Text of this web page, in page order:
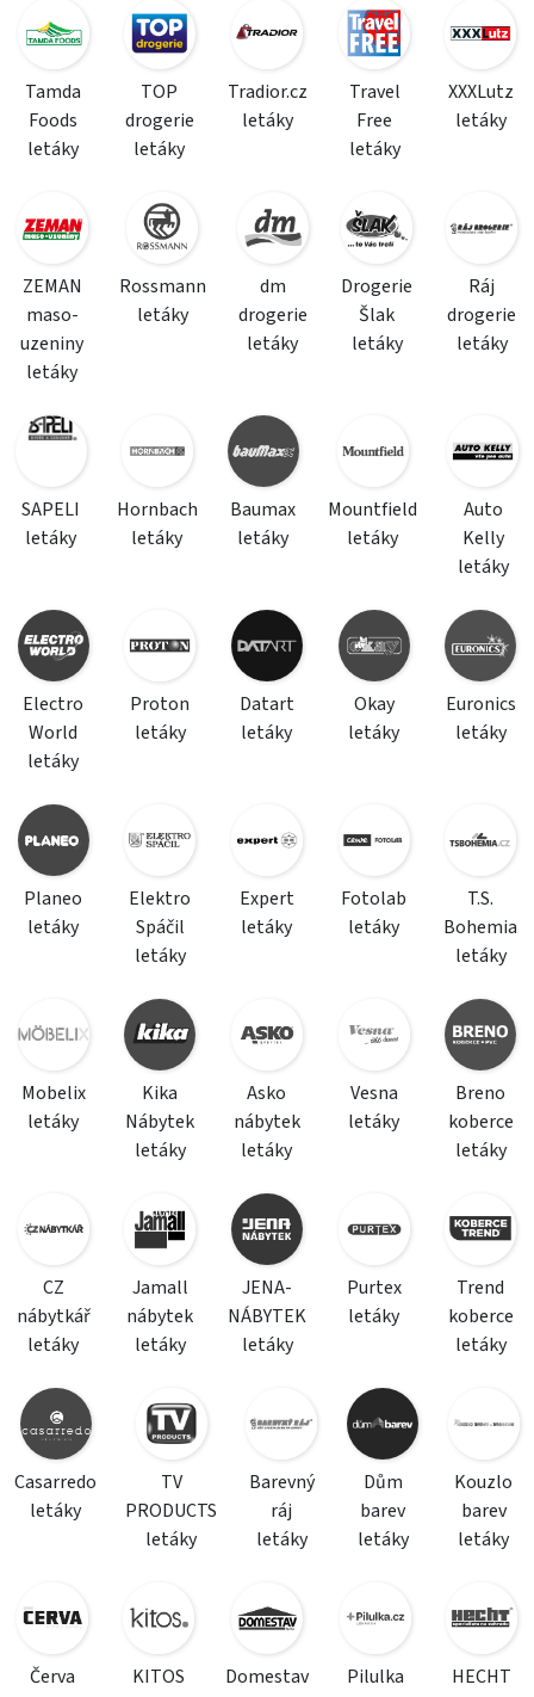
Tamda
Foods
letáky
TOP
drogerie
letáky
Tradior.cz
letáky
Travel
Free
letáky
XXXLutz
letáky
ZEMAN
maso-
uzeniny
letáky
Rossmann
letáky
dm
drogerie
letáky
Drogerie
Šlak
letáky
Ráj
drogerie
letáky
SAPELI
letáky
Hornbach
letáky
Baumax
letáky
Mountfield
letáky
Auto
Kelly
letáky
Electro
World
letáky
Proton
letáky
Datart
letáky
Okay
letáky
Euronics
letáky
Planeo
letáky
Elektro
Spáčil
letáky
Expert
letáky
Fotolab
letáky
T.S.
Bohemia
letáky
Mobelix
letáky
Kika
Nábytek
letáky
Asko
nábytek
letáky
Vesna
letáky
Breno
koberce
letáky
CZ
nábytkář
letáky
Jamall
nábytek
letáky
JENA-
NÁBYTEK
letáky
Purtex
letáky
Trend
koberce
letáky
Casarredo
letáky
TV
PRODUCTS
letáky
Barevný
ráj
letáky
Dům
barev
letáky
Kouzlo
barev
letáky
Červa
KITOS
Domestav
Pilulka
HECHT